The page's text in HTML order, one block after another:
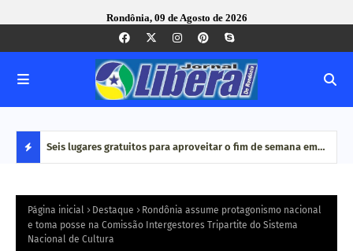
Rondônia, 09 de Agosto de 2026
S
Seis lugares gratuitos para aproveitar o fim de semana em
Página inicial Destaque
Rondônia assume protagonismo nacional
e toma posse na Comissão Intergestores Tripartite do Sistema
Nacional de Cultura